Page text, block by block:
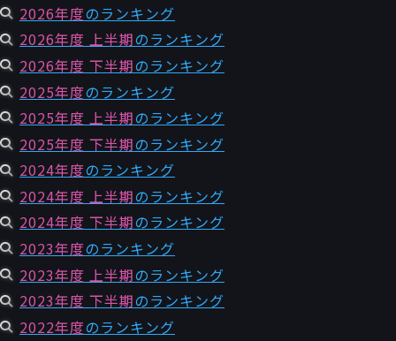
2026年度のランキング
2026年度 上半期のランキング
2026年度 下半期のランキング
2025年度のランキング
2025年度 上半期のランキング
2025年度 下半期のランキング
2024年度のランキング
2024年度 上半期のランキング
2024年度 下半期のランキング
2023年度のランキング
2023年度 上半期のランキング
2023年度 下半期のランキング
2022年度のランキング